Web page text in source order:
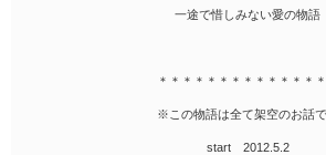
一途で惜しみない愛の物語
＊＊＊＊＊＊＊＊＊＊＊＊＊
※この物語は全て架空のお話
start 2012.5.2